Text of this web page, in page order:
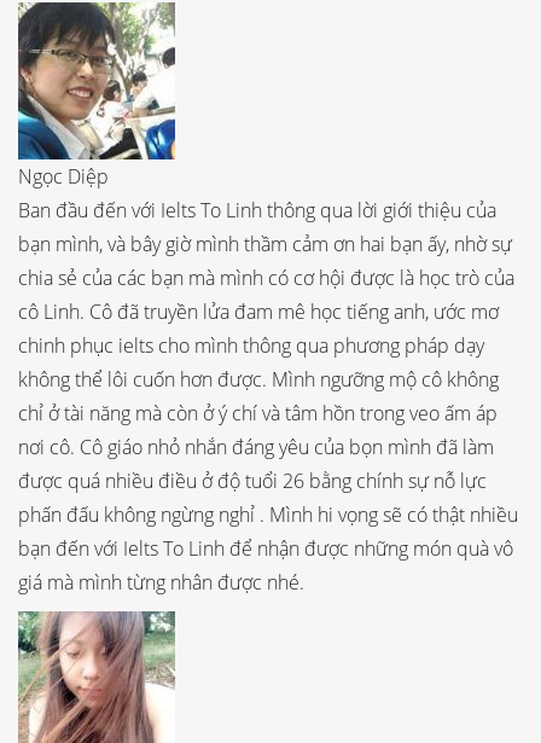
Ngọc Diệp
Ban đầu đến với Ielts To Linh thông qua lời giới thiệu của
bạn mình, và bây giờ mình thầm cảm ơn hai bạn ấy, nhờ sự
chia sẻ của các bạn mà mình có cơ hội được là học trò của
cô Linh. Cô đã truyền lửa đam mê học tiếng anh, ước mơ
chinh phục ielts cho mình thông qua phương pháp dạy
không thể lôi cuốn hơn được. Mình ngưỡng mộ cô không
chỉ ở tài năng mà còn ở ý chí và tâm hồn trong veo ấm áp
nơi cô. Cô giáo nhỏ nhắn đáng yêu của bọn mình đã làm
được quá nhiều điều ở độ tuổi 26 bằng chính sự nỗ lực
phấn đấu không ngừng nghỉ . Mình hi vọng sẽ có thật nhiều
bạn đến với Ielts To Linh để nhận được những món quà vô
giá mà mình từng nhân được nhé.